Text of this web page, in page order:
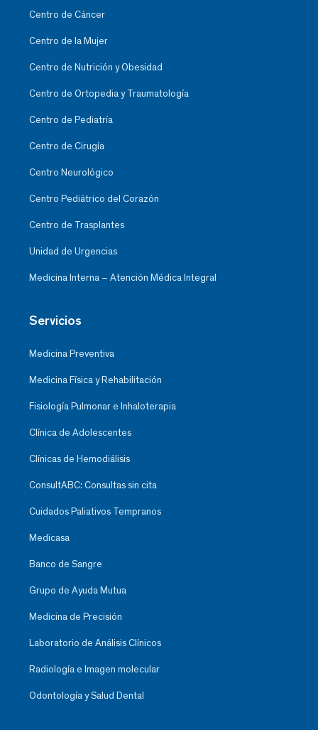
Centro de Cáncer
Centro de la Mujer
Centro de Nutrición y Obesidad
Centro de Ortopedia y Traumatología
Centro de Pediatría
Centro de Cirugía
Centro Neurológico
Centro Pediátrico del Corazón
Centro de Trasplantes
Unidad de Urgencias
Medicina Interna – Atención Médica Integral
Servicios
Medicina Preventiva
Medicina Física y Rehabilitación
Fisiología Pulmonar e Inhaloterapia
Clínica de Adolescentes
Clínicas de Hemodiálisis
ConsultABC: Consultas sin cita
Cuidados Paliativos Tempranos
Medicasa
Banco de Sangre
Grupo de Ayuda Mutua
Medicina de Precisión
Laboratorio de Análisis Clínicos
Radiología e Imagen molecular
Odontología y Salud Dental